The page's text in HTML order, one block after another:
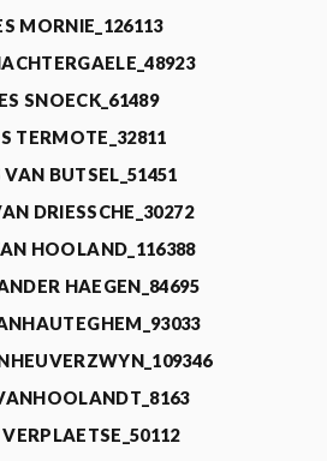
MORNIE_126113
SNOECK_61489
TERMOTE_32811
VAN BUTSEL_51451
DRIESSCHE_30272
HOOLAND_116388
HAEGEN_84695